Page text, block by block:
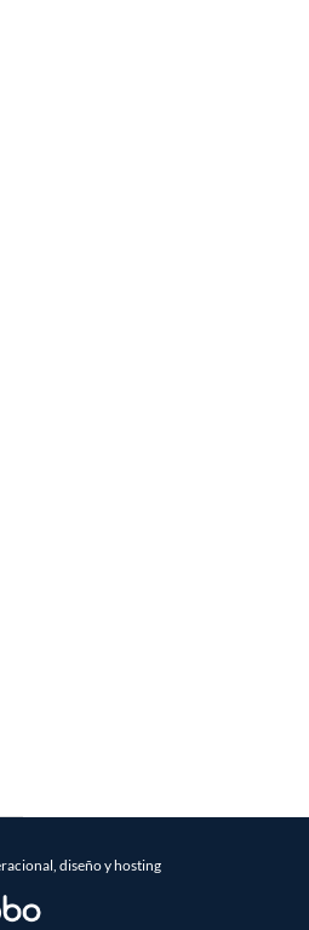
diseño y hosting